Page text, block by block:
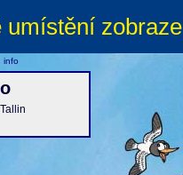
umístění
info